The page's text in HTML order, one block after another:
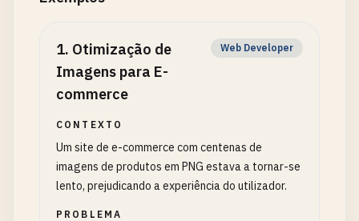
1. Otimização de
Imagens para E-
commerce
Web Developer
CONTEXTO
Um site de e-commerce com centenas de
imagens de produtos em PNG estava a tornar-se
lento, prejudicando a experiência do utilizador.
PROBLEMA